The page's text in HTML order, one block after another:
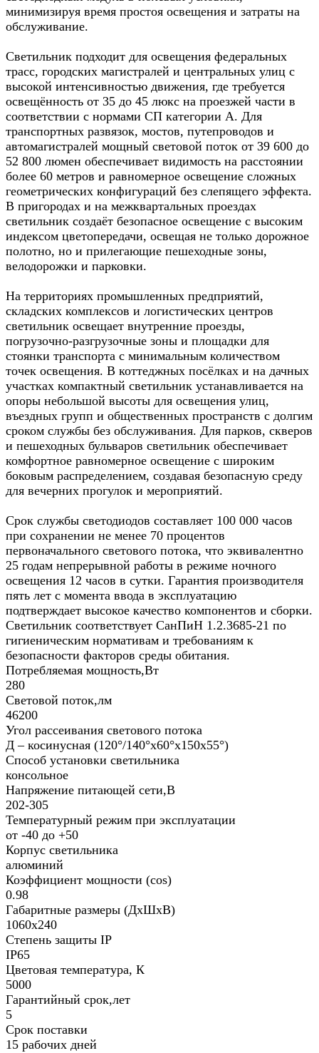
минимизируя время простоя освещения и затраты на
обслуживание.​
Светильник подходит для освещения федеральных
трасс, городских магистралей и центральных улиц с
высокой интенсивностью движения, где требуется
освещённость от 35 до 45 люкс на проезжей части в
соответствии с нормами СП категории А. Для
транспортных развязок, мостов, путепроводов и
автомагистралей мощный световой поток от 39 600 до
52 800 люмен обеспечивает видимость на расстоянии
более 60 метров и равномерное освещение сложных
геометрических конфигураций без слепящего эффекта.
В пригородах и на межквартальных проездах
светильник создаёт безопасное освещение с высоким
индексом цветопередачи, освещая не только дорожное
полотно, но и прилегающие пешеходные зоны,
велодорожки и парковки.​
На территориях промышленных предприятий,
складских комплексов и логистических центров
светильник освещает внутренние проезды,
погрузочно-разгрузочные зоны и площадки для
стоянки транспорта с минимальным количеством
точек освещения. В коттеджных посёлках и на дачных
участках компактный светильник устанавливается на
опоры небольшой высоты для освещения улиц,
въездных групп и общественных пространств с долгим
сроком службы без обслуживания. Для парков, скверов
и пешеходных бульваров светильник обеспечивает
комфортное равномерное освещение с широким
боковым распределением, создавая безопасную среду
для вечерних прогулок и мероприятий.​
Срок службы светодиодов составляет 100 000 часов
при сохранении не менее 70 процентов
первоначального светового потока, что эквивалентно
25 годам непрерывной работы в режиме ночного
освещения 12 часов в сутки. Гарантия производителя
пять лет с момента ввода в эксплуатацию
подтверждает высокое качество компонентов и сборки.
Светильник соответствует СанПиН 1.2.3685-21 по
гигиеническим нормативам и требованиям к
безопасности факторов среды обитания.​
Потребляемая мощность,Вт
280
Световой поток,лм
46200
Угол рассеивания светового потока
Д – косинусная (120°/140°х60°х150x55°)
Способ установки светильника
консольное
Напряжение питающей сети,В
202-305
Температурный режим при эксплуатации
от -40 до +50
Корпус светильника
алюминий
Коэффициент мощности (cos)
0.98
Габаритные размеры (ДхШхВ)
1060х240
Степень защиты IP
IP65
Цветовая температура, К
5000
Гарантийный срок,лет
5
Срок поставки
15 рабочих дней